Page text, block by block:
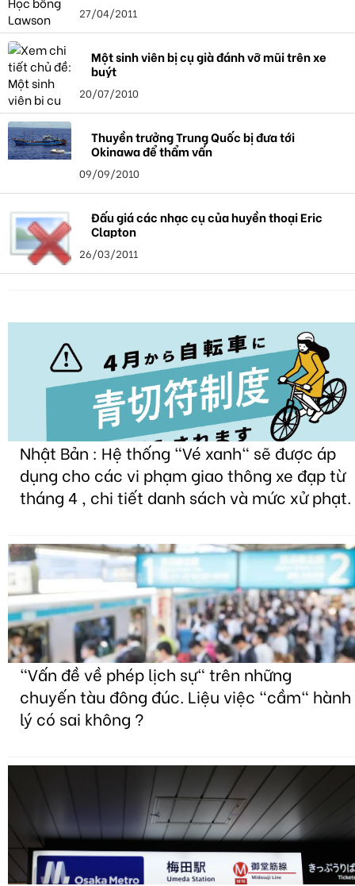
27/04/2011
Một sinh viên bị cụ già đánh vỡ mũi trên xe
buýt
20/07/2010
Thuyền trưởng Trung Quốc bị đưa tới
Okinawa để thẩm vấn
09/09/2010
Đấu giá các nhạc cụ của huyền thoại Eric
Clapton
26/03/2011
Nhật Bản : Hệ thống "Vé xanh" sẽ được áp
dụng cho các vi phạm giao thông xe đạp từ
tháng 4 , chi tiết danh sách và mức xử phạt.
"Vấn đề về phép lịch sự" trên những
chuyến tàu đông đúc. Liệu việc "cầm" hành
lý có sai không ?